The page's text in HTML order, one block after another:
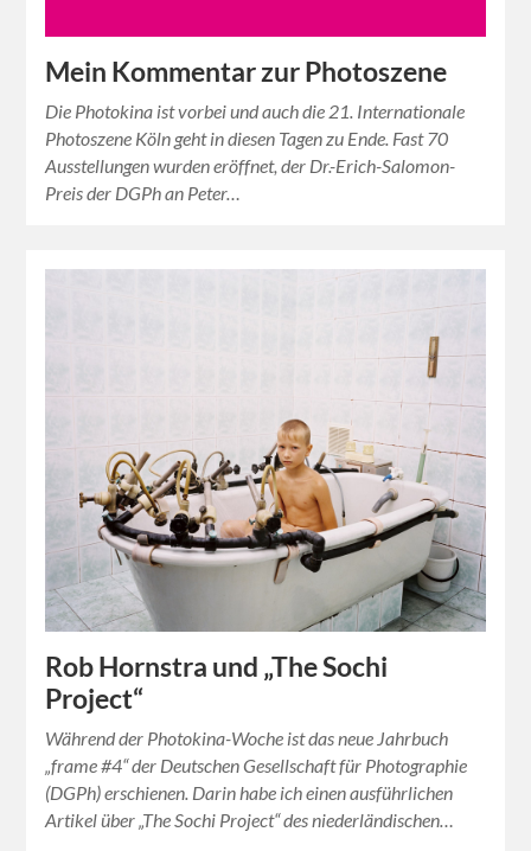
Mein Kommentar zur Photoszene
Die Photokina ist vorbei und auch die 21. Internationale
Photoszene Köln geht in diesen Tagen zu Ende. Fast 70
Ausstellungen wurden eröffnet, der Dr.-Erich-Salomon-
Preis der DGPh an Peter…
Rob Hornstra und „The Sochi
Project“
Während der Photokina-Woche ist das neue Jahrbuch
„frame #4“ der Deutschen Gesellschaft für Photographie
(DGPh) erschienen. Darin habe ich einen ausführlichen
Artikel über „The Sochi Project“ des niederländischen…